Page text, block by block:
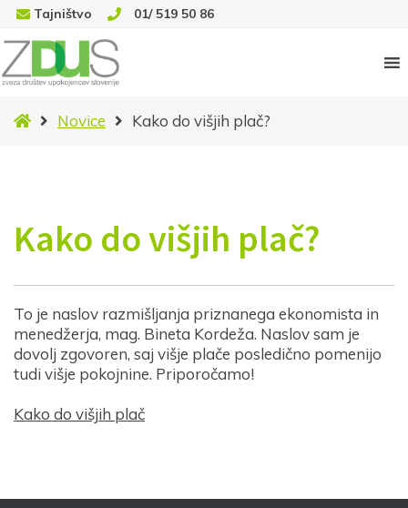
Tajništvo 01/ 519 50 86
DomovNovice Kako do višjih plač?
Kako do višjih plač?
To je naslov razmišljanja priznanega ekonomista in
menedžerja, mag. Bineta Kordeža. Naslov sam je
dovolj zgovoren, saj višje plače posledično pomenijo
tudi višje pokojnine. Priporočamo!
Kako do višjih plač